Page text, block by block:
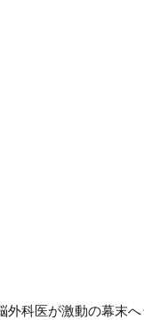
科医が激動の幕末